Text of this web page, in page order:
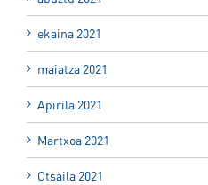
ekaina 2021
maiatza 2021
Apirila 2021
Martxoa 2021
Otsaila 2021